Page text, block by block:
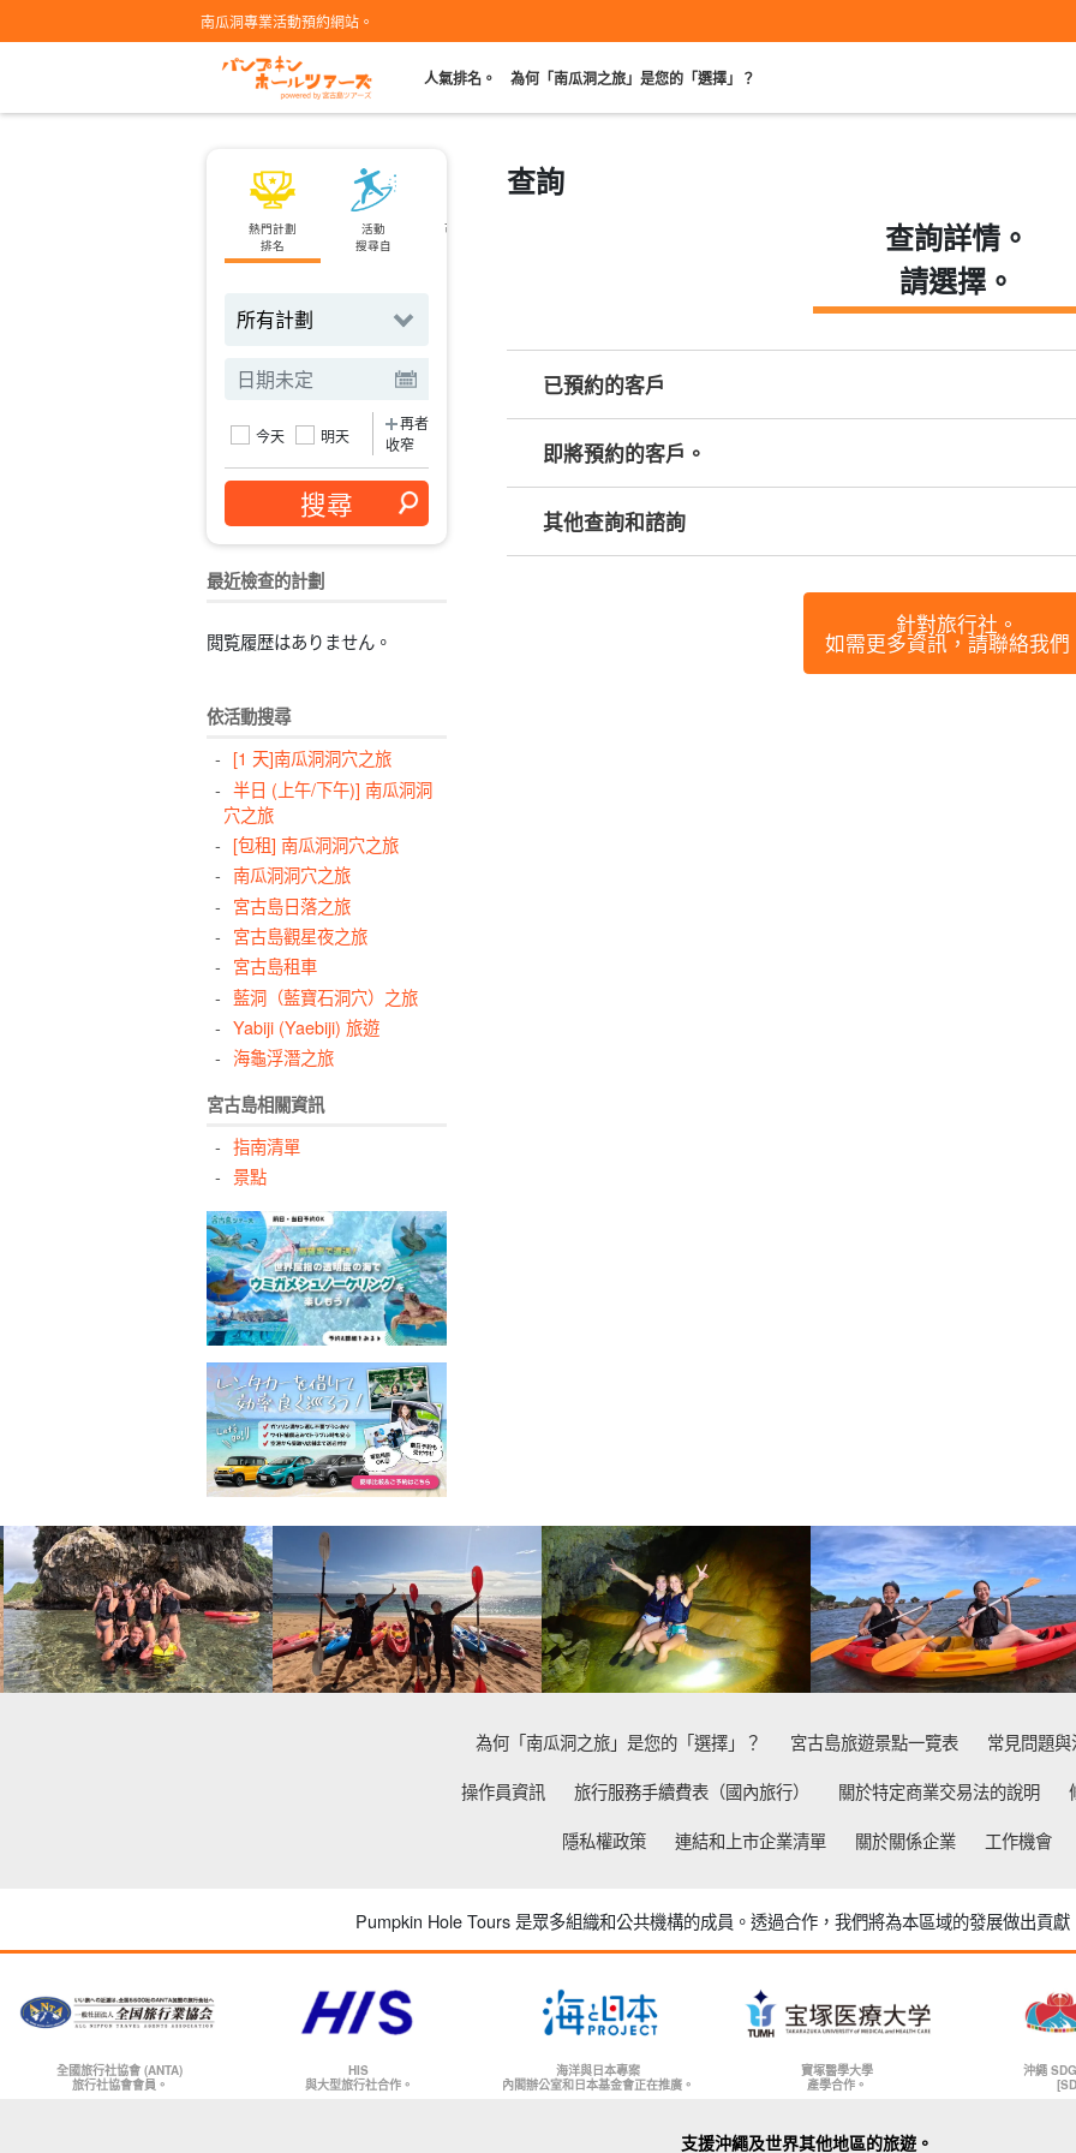
南瓜洞專業活動預約網站。
人氣排名。 為何「南瓜洞之旅」是您的「選擇」？
熱門計劃
排名
活動
搜尋自
可當天預約
今天 明天
再者
收窄
最近檢查的計劃
閲覧履歴はありません。
依活動搜尋
[1 天]南瓜洞洞穴之旅
半日 (上午/下午)] 南瓜洞洞
穴之旅
[包租] 南瓜洞洞穴之旅
南瓜洞洞穴之旅
宮古島日落之旅
宮古島觀星夜之旅
宮古島租車
藍洞（藍寶石洞穴）之旅
Yabiji (Yaebiji) 旅遊
海龜浮潛之旅
宮古島相關資訊
指南清單
景點
查詢
查詢詳情。
請選擇。
已預約的客戶
即將預約的客戶。
其他查詢和諮詢
針對旅行社。
如需更多資訊，請聯絡我們
為何「南瓜洞之旅」是您的「選擇」？ 宮古島旅遊景點一覽表
常見問題
操作員資訊
旅行服務手續費表（國內旅行） 關於特定商業交易法的說明
隱私權政策
連結和上市企業清單 關於關係企業 工作機會
Pumpkin Hole Tours 是眾多組織和公共機構的成員。透過合作，我們將為本區域的發展做出貢獻
全國旅行社協會 (ANTA)
旅行社協會會員。
HIS
與大型旅行社合作。
海洋與日本專案
內閣辦公室和日本基金會正在推廣。
寶塚醫學大學
產學合作。
沖繩
支援沖繩及世界其他地區的旅遊。